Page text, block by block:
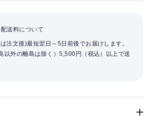
送料について
注文後)最短翌日～5日前後でお届けします。
以外の離島は除く）5,500円（税込）以上で送